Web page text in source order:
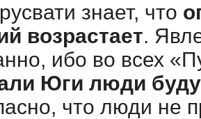
знает, что
возрастает.
ибо во всех
Юги люди
что люди не